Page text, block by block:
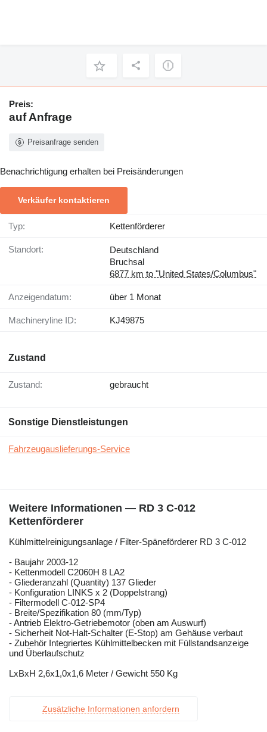
Preis:
auf Anfrage
Preisanfrage senden
Benachrichtigung erhalten bei Preisänderungen
Verkäufer kontaktieren
Typ: Kettenförderer
Standort:
Deutschland
Bruchsal
6877 km to "United States/Columbus"
Anzeigendatum: über 1 Monat
Machineryline ID: KJ49875
Zustand
Zustand: gebraucht
Sonstige Dienstleistungen
Fahrzeugauslieferungs-Service
Weitere Informationen — RD 3 C-012
Kettenförderer
Kühlmittelreinigungsanlage / Filter-Späneförderer RD 3 C-012
- Baujahr 2003-12
- Kettenmodell C2060H 8 LA2
- Gliederanzahl (Quantity) 137 Glieder
- Konfiguration LINKS x 2 (Doppelstrang)
- Filtermodell C-012-SP4
- Breite/Spezifikation 80 (mm/Typ)
- Antrieb Elektro-Getriebemotor (oben am Auswurf)
- Sicherheit Not-Halt-Schalter (E-Stop) am Gehäuse verbaut
- Zubehör Integriertes Kühlmittelbecken mit Füllstandsanzeige
und Überlaufschutz
LxBxH 2,6x1,0x1,6 Meter / Gewicht 550 Kg
Zusätzliche Informationen anfordern